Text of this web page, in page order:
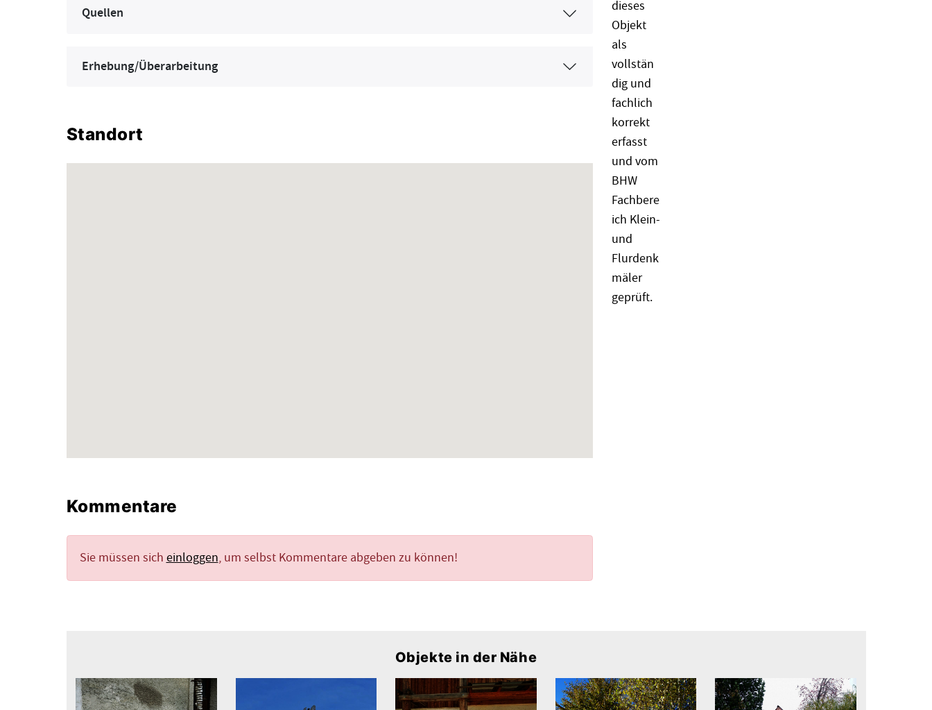
Quellen
Erhebung/Überarbeitung
Standort
Kommentare
Sie müssen sich einloggen, um selbst Kommentare abgeben zu können!
Objekte in der Nähe